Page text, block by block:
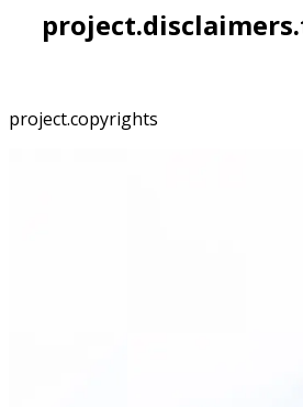
project.copyrights